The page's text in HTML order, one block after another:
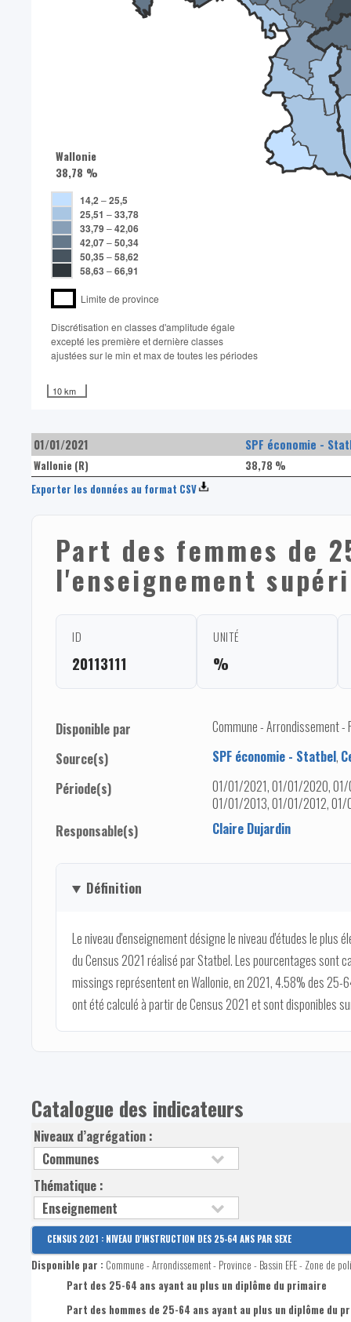
Wallonie
38,78 %
14,2 –25,5
25,51 –33,78
33,79–42,06
42,07–50,34
50,35 –58,62
58,63 –66,91
Limite de province
Discrétisation en classes d'amplitude égale​
excepté les première et dernière classes
ajustées sur le min et max de toutes les périodes
10 km
01/01/2021 SPF économie -
Wallonie (R)
38,78 %
Exporter les données au format CSV
Part des femmes de
l'enseignement
ID
20113111
UNITÉ
%
Disponible par
Commune - Arrondissement -
Source(s)
SPF économie - Statbel,
Période(s)
01/01/2021, 01/01/2020,
01/01/2013, 01/01/2012, 01/
Responsable(s)
Claire Dujardin
Définition
Le niveau d'enseignement désigne le niveau d'études le plus
du Census 2021 réalisé par Statbel. Les pourcentages sont
missings représentent en Wallonie, en 2021, 4.58% des
ont été calculé à partir de Census 2021 et sont disponibles
Catalogue des indicateurs
Niveaux d’agrégation :
Thématique :
CENSUS 2021 : NIVEAU D'INSTRUCTION DES 25-64 ANS PAR SEXE
Disponible par : Commune - Arrondissement - Province - Bassin EFE - Zone de
Part des 25-64 ans ayant au plus un diplôme du primaire
Part des hommes de 25-64 ans ayant au plus un diplôme du